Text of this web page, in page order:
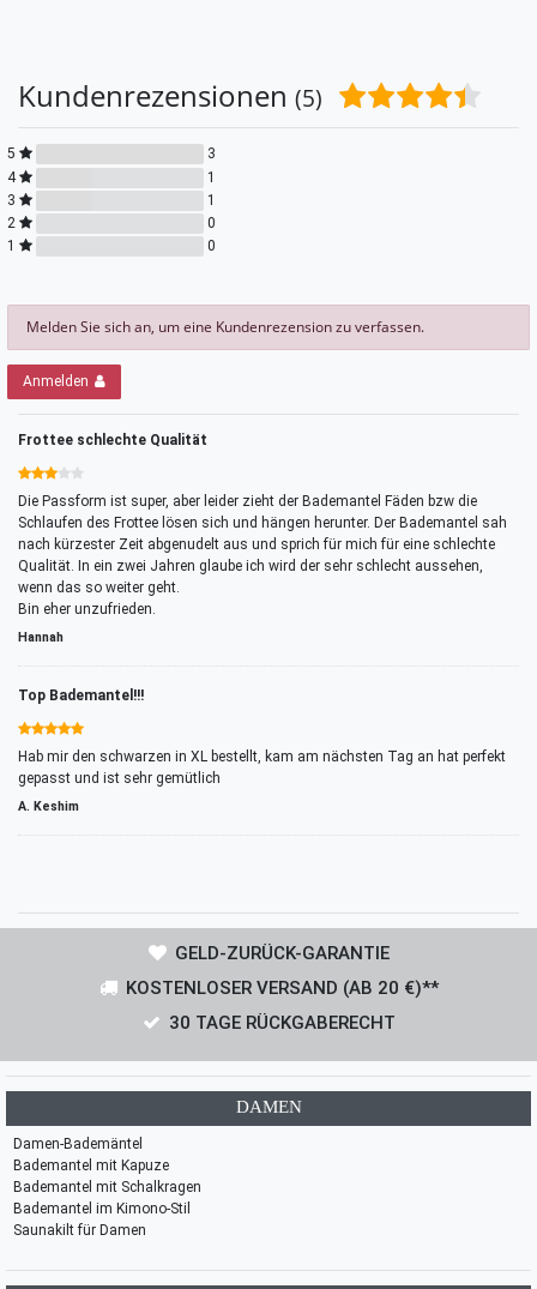
Kundenrezensionen (5)
5
3
4
1
3
1
2
0
1
0
Melden Sie sich an, um eine Kundenrezension zu verfassen.
Anmelden
Frottee schlechte Qualität
Die Passform ist super, aber leider zieht der Bademantel Fäden bzw die
Schlaufen des Frottee lösen sich und hängen herunter. Der Bademantel sah
nach kürzester Zeit abgenudelt aus und sprich für mich für eine schlechte
Qualität. In ein zwei Jahren glaube ich wird der sehr schlecht aussehen,
wenn das so weiter geht.
Bin eher unzufrieden.
Hannah
Top Bademantel!!!
Hab mir den schwarzen in XL bestellt, kam am nächsten Tag an hat perfekt
gepasst und ist sehr gemütlich
A. Keshim
GELD-ZURÜCK-GARANTIE
KOSTENLOSER VERSAND (AB 20 €)**
30 TAGE RÜCKGABERECHT
DAMEN
Damen-Bademäntel
Bademantel mit Kapuze
Bademantel mit Schalkragen
Bademantel im Kimono-Stil
Saunakilt für Damen